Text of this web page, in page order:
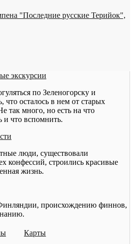
"Последние русские Терийок",
экскурсии
по Зеленогорску и
что осталось в нем от старых
так много, но есть на что
и что вспомнить.
люди, существовали
конфессий, строились красивые
жизнь.
происхождению финнов,
Карты